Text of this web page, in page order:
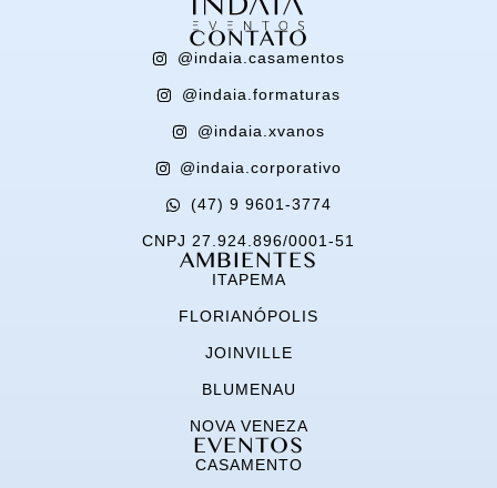
CONTATO
@indaia.casamentos
@indaia.formaturas
@indaia.xvanos
@indaia.corporativo
(47) 9 9601-3774
CNPJ 27.924.896/0001-51
AMBIENTES
ITAPEMA
FLORIANÓPOLIS
JOINVILLE
BLUMENAU
NOVA VENEZA
EVENTOS
CASAMENTO